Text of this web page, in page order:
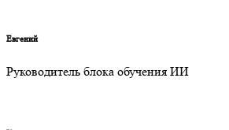
Евгений
Руководитель блока обучения ИИ